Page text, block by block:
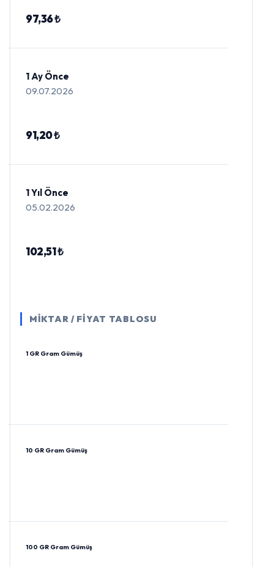
97,36 ₺
1 Ay Önce
09.07.2026
91,20 ₺
1 Yıl Önce
05.02.2026
102,51 ₺
MİKTAR / FİYAT TABLOSU
1 GR Gram Gümüş
10 GR Gram Gümüş
100 GR Gram Gümüş